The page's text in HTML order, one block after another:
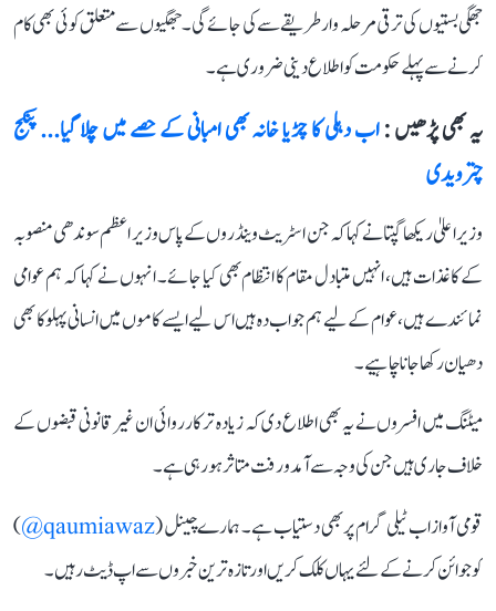
جھگی بستیوں کی ترقی مرحلہ وار طریقے سے کی جائے گی۔ جھگیوں سے متعلق کوئی بھی کام
کرنے سے پہلے حکومت کو اطلاع دینی ضروری ہے۔
یہ بھی پڑھیں :اب دہلی کا چڑیا خانہ بھی امبانی کے حصے میں چلا گیا... پنکج
چترویدی
وزیر اعلیٰ ریکھا گپتا نے کہا کہ جن اسٹریٹ وینڈروں کے پاس وزیر اعظم سوندھی منصوبہ
کے کاغذات ہیں، انہیں متبادل مقام کا انتظام بھی کیا جائے۔ انہوں نے کہا کہ ہم عوامی
نمائندے ہیں، عوام کے لیے ہم جواب دہ ہیں اس لیے ایسے کاموں میں انسانی پہلو کا بھی
دھیان رکھا جانا چاہیے۔
میٹنگ میں افسروں نے یہ بھی اطلاع دی کہ زیادہ تر کارروائی ان غیر قانونی قبضوں کے
خلاف جاری ہیں جن کی وجہ سے آمد و رفت متاثر ہو رہی ہے۔
قومی آواز اب ٹیلی گرام پر بھی دستیاب ہے۔ ہمارے چینل (qaumiawaz@
)
کو جوائن کرنے کے لئے یہاں کلک کریں اور تازہ ترین خبروں سے اپ ڈیٹ رہیں۔